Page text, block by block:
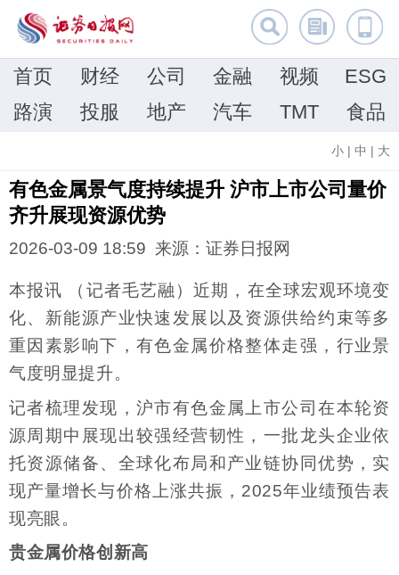
首页 财经 公司 金融 视频
ESG
路演
投服 地产 汽车 TMT 食品
小 | 中 | 大
有色金属景气度持续提升 沪市上市公司量价
齐升展现资源优势
2026-03-09 18:59 来源：证券日报网
本报讯 （记者毛艺融）近期，在全球宏观环境变
化、新能源产业快速发展以及资源供给约束等多
重因素影响下，有色金属价格整体走强，行业景
气度明显提升。
记者梳理发现，沪市有色金属上市公司在本轮资
源周期中展现出较强经营韧性，一批龙头企业依
托资源储备、全球化布局和产业链协同优势，实
现产量增长与价格上涨共振，2025年业绩预告表
现亮眼。
贵金属价格创新高